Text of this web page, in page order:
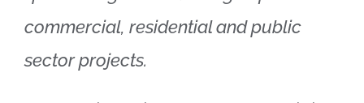
commercial, residential and public
sector projects.